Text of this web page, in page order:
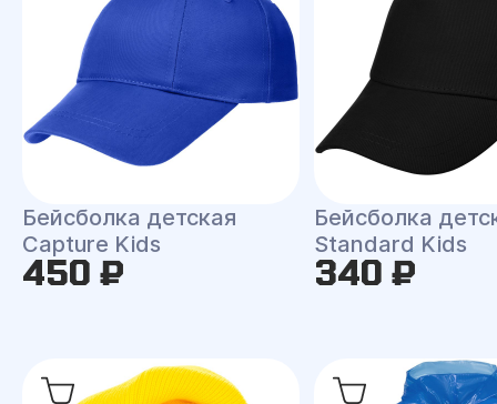
Бейсболка детская
Capture Kids
450 ₽
Бейсболка
Standard Kids
340 ₽